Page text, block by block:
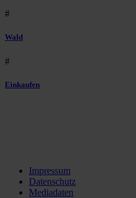
#
Wald
#
Einkaufen
Impressum
Datenschutz
Mediadaten